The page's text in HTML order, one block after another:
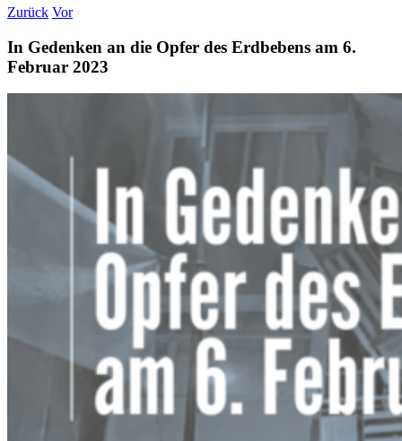
Zurück Vor
In Gedenken an die Opfer des Erdbebens am 6.
Februar 2023